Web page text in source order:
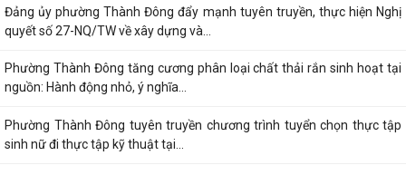
nguồn: Hành động nhỏ, ý nghĩa...
sinh nữ đi thực tập kỹ thuật tại...
cứu, học tập, quán triệt và triển...